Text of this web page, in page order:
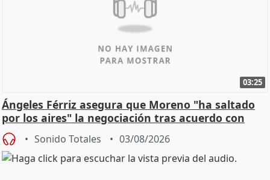
03:25
Ángeles Férriz asegura que Moreno "ha saltado
por los aires" la negociación tras acuerdo con
SMA
Sonido Totales 03/08/2026